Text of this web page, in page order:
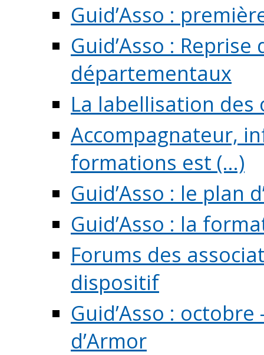
Guid’Asso :
Guid’Asso :
départementaux
La labellisation
Accompagnateur,
formations est (...)
Guid’Asso : le plan
Guid’Asso : la
Forums des
dispositif
Guid’Asso :
d’Armor